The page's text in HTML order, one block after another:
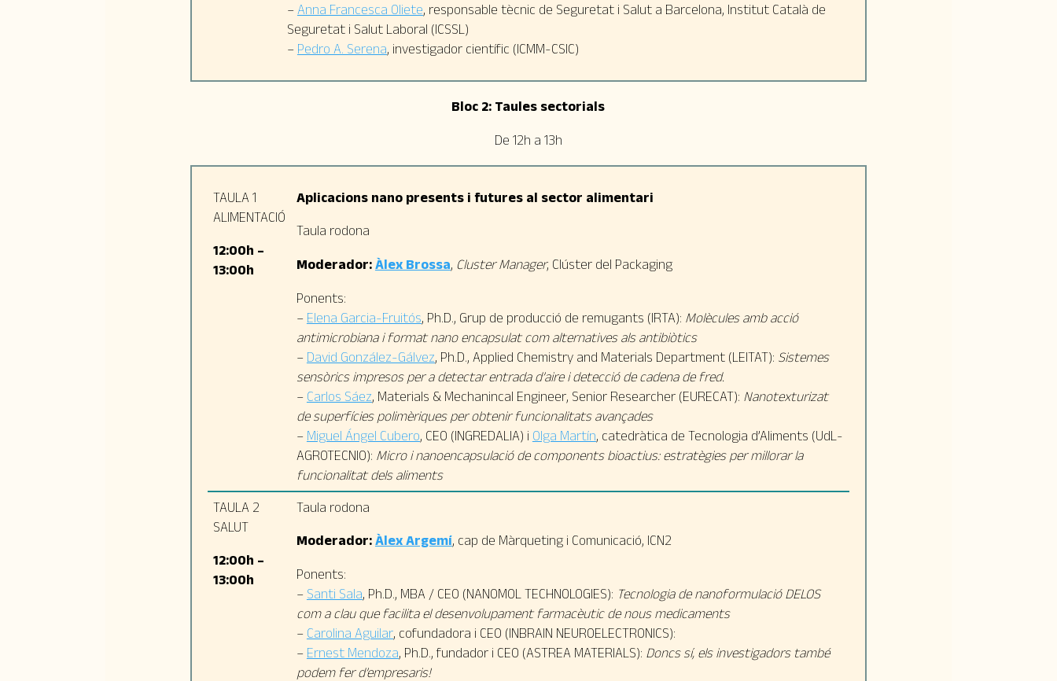
– Anna Francesca Oliete, responsable tècnic de Seguretat i Salut a Barcelona, Institut Català de
Seguretat i Salut Laboral (ICSSL)
– Pedro A. Serena, investigador científic (ICMM-CSIC)
Bloc 2: Taules sectorials
De 12h a 13h
TAULA 1
ALIMENTACIÓ
12:00h –
13:00h
Aplicacions nano presents i futures al sector alimentari
Taula rodona
Moderador: Àlex Brossa, Cluster Manager, Clúster del Packaging
Ponents:
– Elena Garcia-Fruitós, Ph.D., Grup de producció de remugants (IRTA): Molècules amb acció
antimicrobiana i format nano encapsulat com alternatives als antibiòtics
– David González-Gálvez, Ph.D., Applied Chemistry and Materials Department (LEITAT): Sistemes
sensòrics impresos per a detectar entrada d’aire i detecció de cadena de fred.
– Carlos Sáez, Materials & Mechanincal Engineer, Senior Researcher (EURECAT): Nanotexturizat
de superfícies polimèriques per obtenir funcionalitats avançades
– Miguel Ángel Cubero, CEO (INGREDALIA) i Olga Martín, catedràtica de Tecnologia d’Aliments (UdL-
AGROTECNIO): Micro i nanoencapsulació de components bioactius: estratègies per millorar la
funcionalitat dels aliments
TAULA 2
SALUT
12:00h –
13:00h
Taula rodona
Moderador: Àlex Argemí, cap de Màrqueting i Comunicació, ICN2
Ponents:
– Santi Sala, Ph.D., MBA / CEO (NANOMOL TECHNOLOGIES): Tecnologia de nanoformulació DELOS
com a clau que facilita el desenvolupament farmacèutic de nous medicaments
– Carolina Aguilar, cofundadora i CEO (INBRAIN NEUROELECTRONICS):
– Ernest Mendoza, Ph.D., fundador i CEO (ASTREA MATERIALS): Doncs sí, els investigadors també
podem fer d’empresaris!